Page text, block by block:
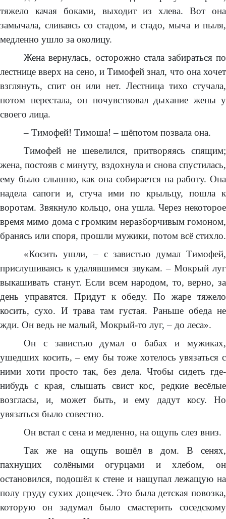
тяжело качая боками, выходит из хлева. Вот она
замычала, сливаясь со стадом, и стадо, мыча и пыля,
медленно ушло за околицу.
Жена вернулась, осторожно стала забираться по
лестнице вверх на сено, и Тимофей знал, что она хочет
взглянуть, спит он или нет. Лестница тихо стучала,
потом перестала, он почувствовал дыхание жены у
своего лица.
– Тимофей! Тимоша! – шёпотом позвала она.
Тимофей не шевелился, притворяясь спящим;
жена, постояв с минуту, вздохнула и снова спустилась,
ему было слышно, как она собирается на работу. Она
надела сапоги и, стуча ими по крыльцу, пошла к
воротам. Звякнуло кольцо, она ушла. Через некоторое
время мимо дома с громким неразборчивым гомоном,
бранясь или споря, прошли мужики, потом всё стихло.
«Косить ушли, – с завистью думал Тимофей,
прислушиваясь к удалявшимся звукам. – Мокрый луг
выкашивать станут. Если всем народом, то, верно, за
день управятся. Придут к обеду. По жаре тяжело
косить, сухо. И трава там густая. Раньше обеда не
жди. Он ведь не малый, Мокрый-то луг, – до леса».
Он с завистью думал о бабах и мужиках,
ушедших косить, – ему бы тоже хотелось увязаться с
ними хоти просто так, без дела. Чтобы сидеть где-
нибудь с края, слышать свист кос, редкие весёлые
возгласы, и, может быть, и ему дадут косу. Но
увязаться было совестно.
Он встал с сена и медленно, на ощупь слез вниз.
Так же на ощупь вошёл в дом. В сенях,
пахнущих солёными огурцами и хлебом, он
остановился, подошёл к стене и нащупал лежащую на
полу груду сухих дощечек. Это была детская повозка,
которую он задумал было смастерить соседскому